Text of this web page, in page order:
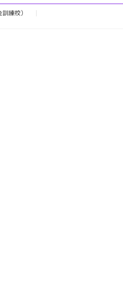
練校）